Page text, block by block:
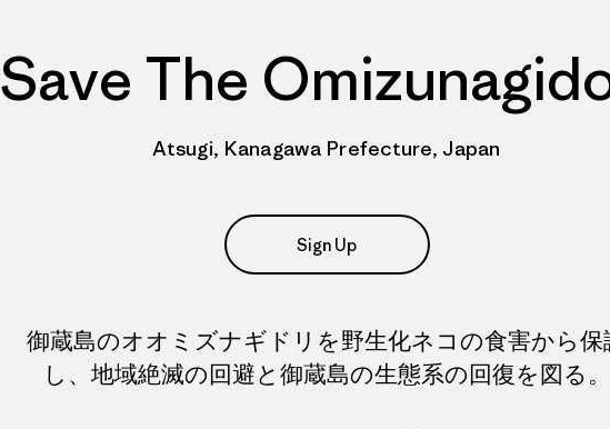
Save The
Atsugi, Kanagawa Prefecture, Japan
Sign Up
御蔵島のオオミズナギドリを野生化ネコの食害から保
し、地域絶滅の回避と御蔵島の生態系の回復を図る。